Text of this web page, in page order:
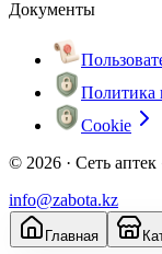
Документы
Политика
Cookie
© 2026 · Сеть аптек
info@zabota.kz
Главная